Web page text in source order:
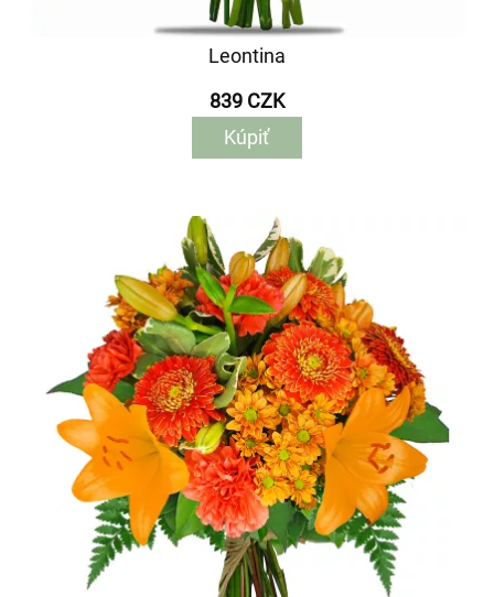
Leontina
839 CZK
Kúpiť